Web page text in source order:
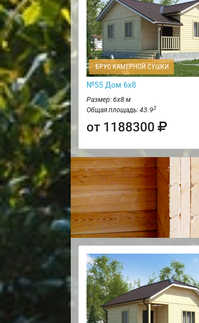
БРУС КАМЕРНОЙ СУШКИ
№55 Дом 6х8
Размер: 6х8 м
Общая площадь: 43.92
от 1188300